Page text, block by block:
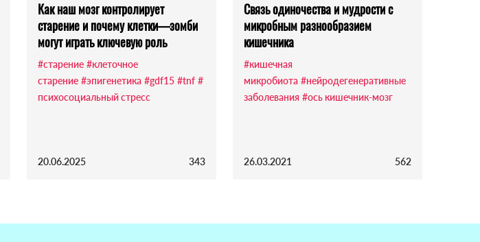
Как наш мозг контролирует
старение и почему клетки—зомби
могут играть ключевую роль
#старение #клеточное
старение #эпигенетика #gdf15 #tnf #
психосоциальный стресс
20.06.2025 343
Связь одиночества и мудрости с
микробным разнообразием
кишечника
#кишечная
микробиота #нейродегенеративные
заболевания #ось кишечник-мозг
26.03.2021 562